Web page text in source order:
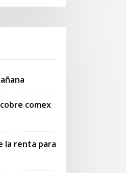
comex
la renta para